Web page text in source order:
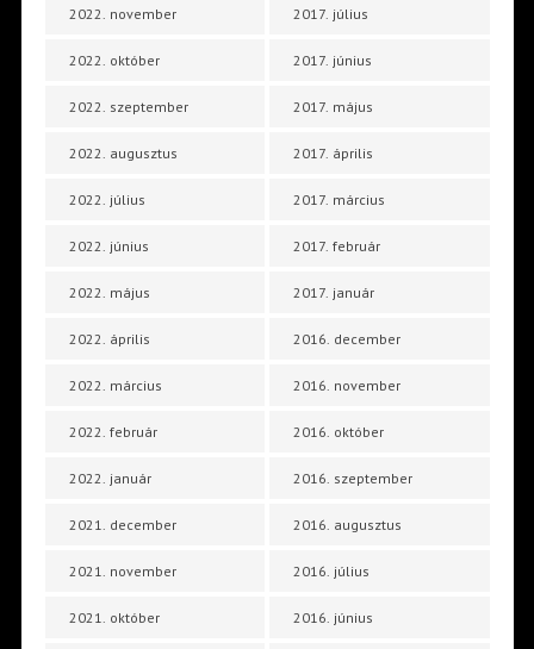
2022. november
2022. október
2022. szeptember
2022. augusztus
2022. július
2022. június
2022. május
2022. április
2022. március
2022. február
2022. január
2021. december
2021. november
2021. október
2017. július
2017. június
2017. május
2017. április
2017. március
2017. február
2017. január
2016. december
2016. november
2016. október
2016. szeptember
2016. augusztus
2016. július
2016. június